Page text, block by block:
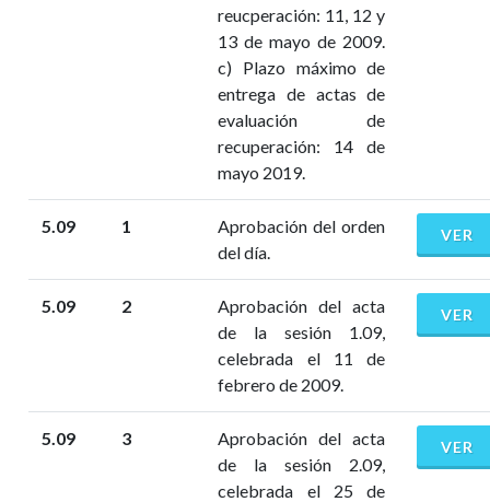
reucperación: 11, 12 y
13 de mayo de 2009.
c) Plazo máximo de
entrega de actas de
evaluación de
recuperación: 14 de
mayo 2019.
5.09 1
Aprobación del orden
del día.
VER
5.09 2
Aprobación del acta
de la sesión 1.09,
celebrada el 11 de
febrero de 2009.
VER
5.09 3
Aprobación del acta
de la sesión 2.09,
celebrada el 25 de
VER